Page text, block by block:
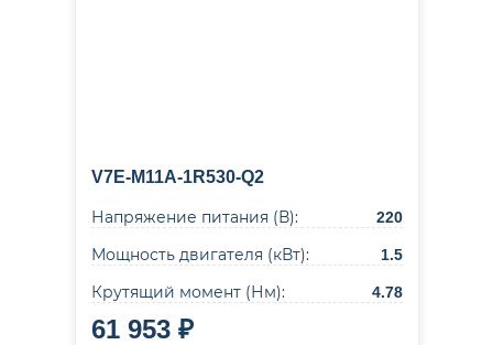
V7E-M11A-1R530-Q2
Напряжение питания (В): 220
Мощность двигателя (кВт): 1.5
Крутящий момент (Нм): 4.78
61 953 ₽